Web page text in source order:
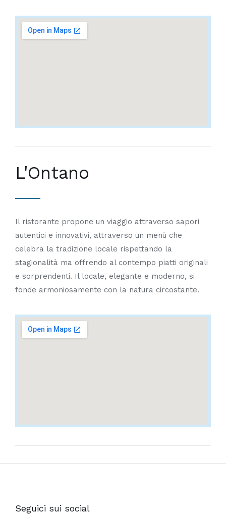
L'Ontano
Il ristorante propone un viaggio attraverso sapori
autentici e innovativi, attraverso un menù che
celebra la tradizione locale rispettando la
stagionalità ma offrendo al contempo piatti originali
e sorprendenti. Il locale, elegante e moderno, si
fonde armoniosamente con la natura circostante.
Seguici sui social